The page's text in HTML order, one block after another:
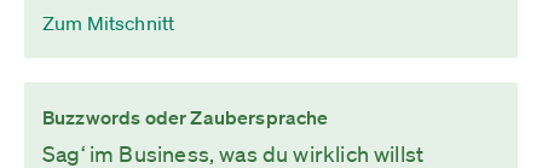
Zum Mitschnitt
Buzzwords oder Zaubersprache
Sag‘ im Business, was du wirklich willst